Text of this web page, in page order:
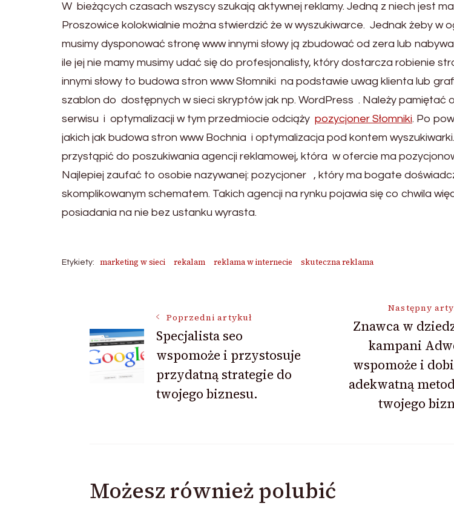
W bieżących czasach wszyscy szukają aktywnej reklamy. Jedną z niech jest
Proszowice kolokwialnie można stwierdzić że w wyszukiwarce. Jednak żeby w
musimy dysponować stronę www innymi słowy ją zbudować od zera lub
ile jej nie mamy musimy udać się do profesjonalisty, który dostarcza robienie
innymi słowy to budowa stron www Słomniki na podstawie uwag klienta lub
szablon do dostępnych w sieci skryptów jak np. WordPress . Należy pamiętać
serwisu i optymalizacji w tym przedmiocie odciąży pozycjoner Słomniki. Po
jakich jak budowa stron www Bochnia i optymalizacja pod kontem
przystąpić do poszukiwania agencji reklamowej, która w ofercie ma
Najlepiej zaufać to osobie nazywanej: pozycjoner , który ma bogate
skomplikowanym schematem. Takich agencji na rynku pojawia się co chwila
posiadania na nie bez ustanku wyrasta.
Etykiety: marketing w sieci rekalam reklama w internecie skuteczna reklama
Nawigacja
wpisu
Poprzedni artykuł
Specjalista seo
wspomoże i przystosuje
przydatną strategie do
twojego biznesu.
Następny
Znawca w
kampani
wspomoże i
adekwatną
twojego
Możesz również polubić